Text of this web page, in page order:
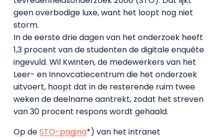
geen overbodige luxe, want het loopt nog niet
storm.
In de eerste drie dagen van het onderzoek heeft
1,3 procent van de studenten de digitale enquête
ingevuld. Wil Kwinten, de medewerkers van het
Leer- en Innovcatiecentrum die het onderzoek
uitvoert, hoopt dat in de resterende ruim twee
weken de deelname aantrekt, zodat het streven
van 30 procent respons wordt gehaald.
Op deSTO-pagina*) van het intranet